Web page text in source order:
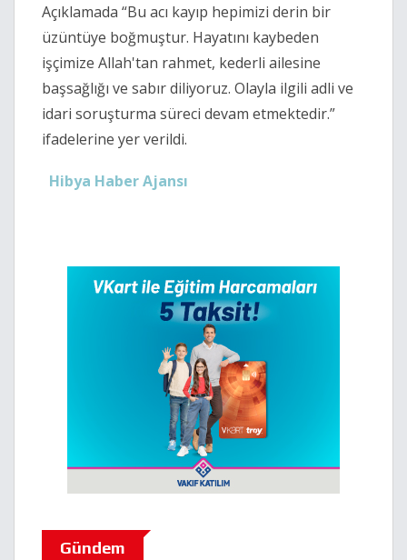
Açıklamada “Bu acı kayıp hepimizi derin bir
üzüntüye boğmuştur. Hayatını kaybeden
işçimize Allah'tan rahmet, kederli ailesine
başsağlığı ve sabır diliyoruz. Olayla ilgili adli ve
idari soruşturma süreci devam etmektedir.”
ifadelerine yer verildi.
Hibya Haber Ajansı
Gündem